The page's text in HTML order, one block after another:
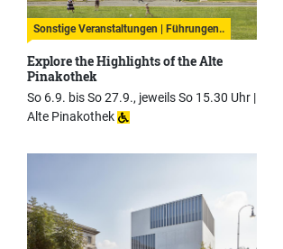
Sonstige Veranstaltungen | Führungen..
Explore the Highlights of the Alte
Pinakothek
So 6.9. bis So 27.9., jeweils So 15.30 Uhr |
Alte Pinakothek